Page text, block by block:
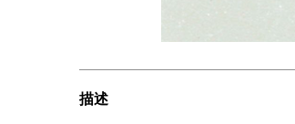
描述